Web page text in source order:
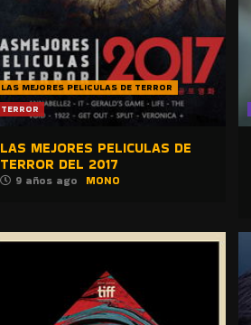
LAS MEJORES PELICULAS DE TERROR
TERROR
LAS MEJORES PELICULAS DE
TERROR DEL 2017
9 años ago MONO